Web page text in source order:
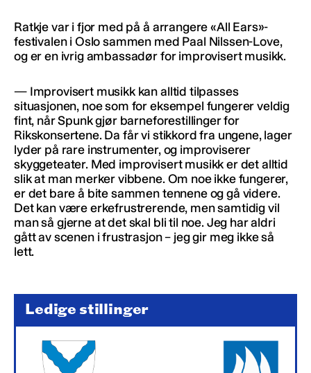
Ratkje var i fjor med på å arrangere «All Ears»-
festivalen i Oslo sammen med Paal Nilssen-Love,
og er en ivrig ambassadør for improvisert musikk.
— Improvisert musikk kan alltid tilpasses
situasjonen, noe som for eksempel fungerer veldig
fint, når Spunk gjør barneforestillinger for
Rikskonsertene. Da får vi stikkord fra ungene, lager
lyder på rare instrumenter, og improviserer
skyggeteater. Med improvisert musikk er det alltid
slik at man merker vibbene. Om noe ikke fungerer,
er det bare å bite sammen tennene og gå videre.
Det kan være erkefrustrerende, men samtidig vil
man så gjerne at det skal bli til noe. Jeg har aldri
gått av scenen i frustrasjon – jeg gir meg ikke så
lett.
Ledige stillinger